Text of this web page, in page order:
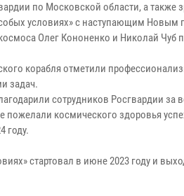
по Московской области, а также
условиях» с наступающим Новым
Олег Кононенко и Николай Чуб
корабля отметили
задач.
сотрудников Росгвардии за
пожелали космического здоровья
году.
стартовал в июне 2023 году и